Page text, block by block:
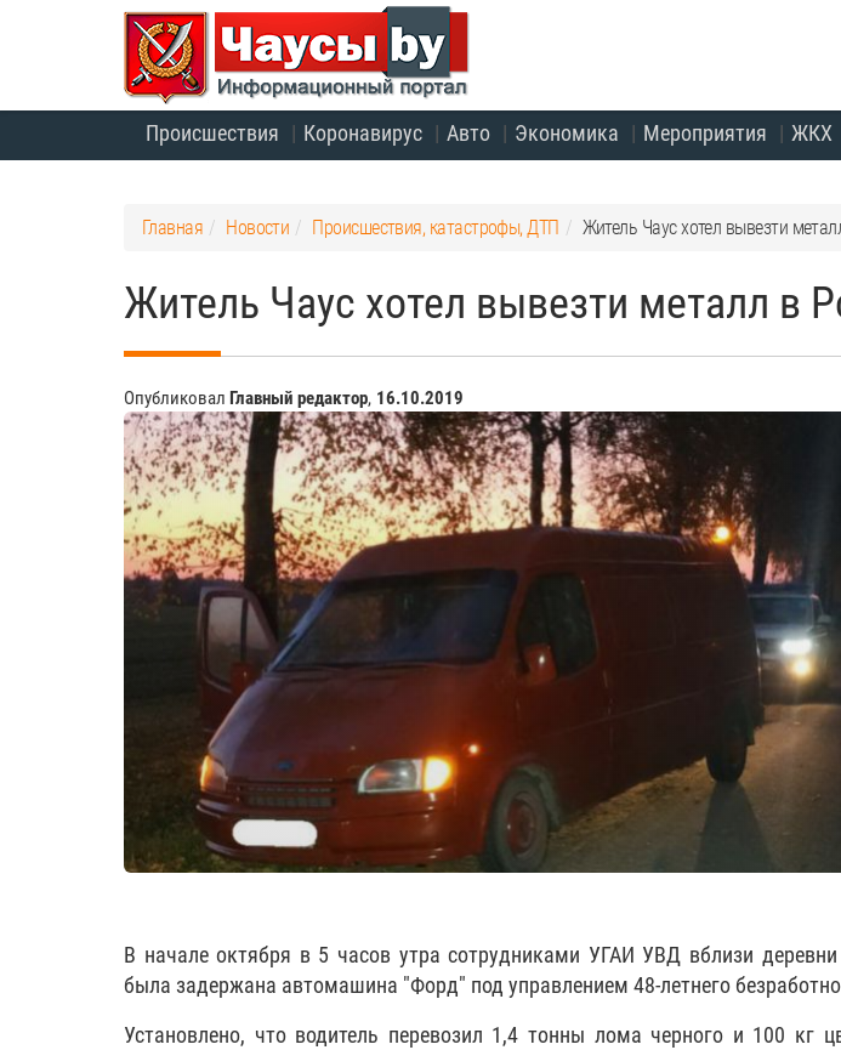
Происшествия Коронавирус Авто Экономика Мероприятия ЖКХ
Главная Новости Происшествия, катастрофы, ДТП Житель Чаус хотел вывезти
Житель Чаус хотел вывезти металл в
Опубликовал Главный редактор, 16.10.2019
В начале октября в 5 часов утра сотрудниками УГАИ УВД вблизи
была задержана автомашина "Форд" под управлением 48-летнего
Установлено, что водитель перевозил 1,4 тонны лома черного и 100 кг